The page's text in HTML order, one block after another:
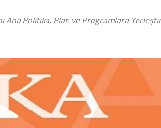
Ana Politika, Plan ve Programlara